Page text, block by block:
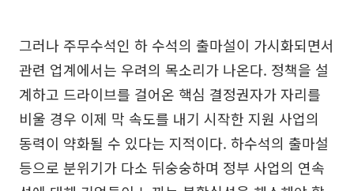
그러나 주무수석인 하 수석의 출마설이 가시화되면서
관련 업계에서는 우려의 목소리가 나온다. 정책을 설
계하고 드라이브를 걸어온 핵심 결정권자가 자리를
비울 경우 이제 막 속도를 내기 시작한 지원 사업의
동력이 약화될 수 있다는 지적이다. 하수석의 출마설
등으로 분위기가 다소 뒤숭숭하며 정부 사업의 연속